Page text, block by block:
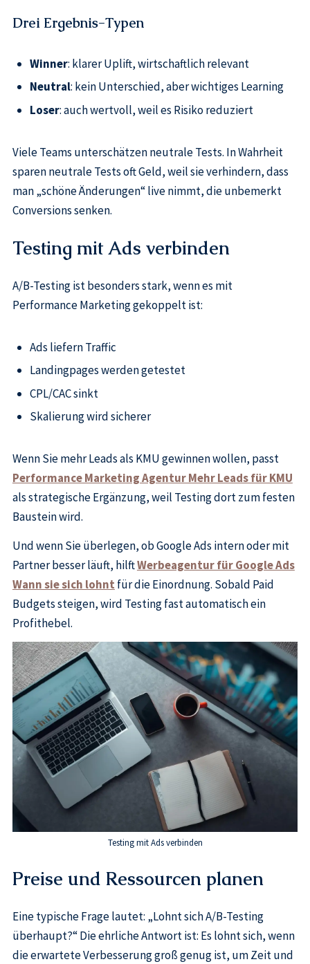
Drei Ergebnis-Typen
Winner: klarer Uplift, wirtschaftlich relevant
Neutral: kein Unterschied, aber wichtiges Learning
Loser: auch wertvoll, weil es Risiko reduziert
Viele Teams unterschätzen neutrale Tests. In Wahrheit
sparen neutrale Tests oft Geld, weil sie verhindern, dass
man „schöne Änderungen“ live nimmt, die unbemerkt
Conversions senken.
Testing mit Ads verbinden
A/B-Testing ist besonders stark, wenn es mit
Performance Marketing gekoppelt ist:
Ads liefern Traffic
Landingpages werden getestet
CPL/CAC sinkt
Skalierung wird sicherer
Wenn Sie mehr Leads als KMU gewinnen wollen, passt
Performance Marketing Agentur Mehr Leads für KMU
als strategische Ergänzung, weil Testing dort zum festen
Baustein wird.
Und wenn Sie überlegen, ob Google Ads intern oder mit
Partner besser läuft, hilftWerbeagentur für Google Ads
Wann sie sich lohnt für die Einordnung. Sobald Paid
Budgets steigen, wird Testing fast automatisch ein
Profithebel.
Testing mit Ads verbinden
Preise und Ressourcen planen
Eine typische Frage lautet: „Lohnt sich A/B-Testing
überhaupt?“ Die ehrliche Antwort ist: Es lohnt sich, wenn
die erwartete Verbesserung groß genug ist, um Zeit und